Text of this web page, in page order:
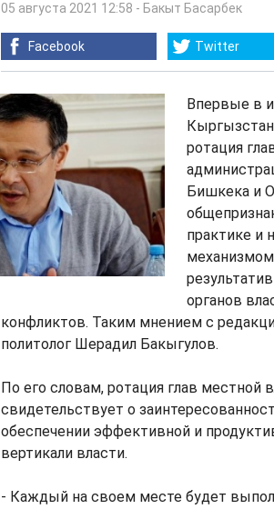
05 августа 2021 12:58 - Бакыт Басарбек
Facebook Twitter
Впервые в
ротация
Бишкека и
практике и
органов
конфликтов. Таким мнением с
политолог Шерадил Бакыгулов.
По его словам, ротация глав местной
свидетельствует о
обеспечении эффективной и
вертикали власти.
- Каждый на своем месте будет